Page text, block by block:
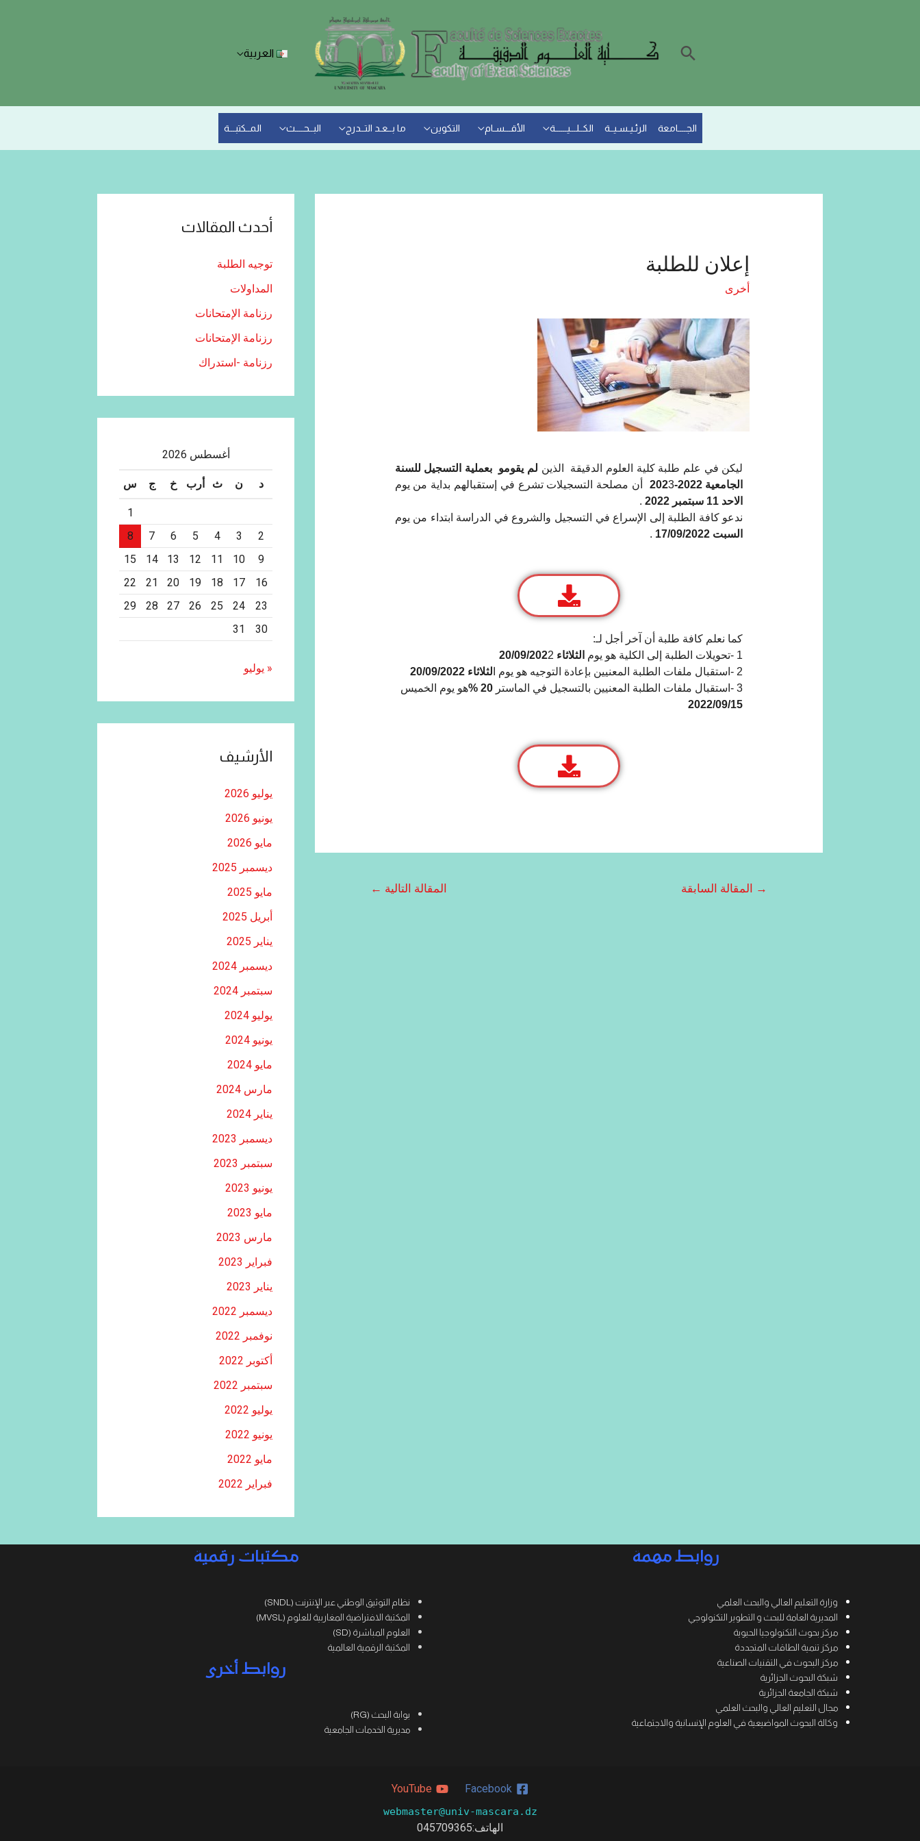
العربية
الجــــامعة الرئـيـسـيــة الكــلـــيــــــة الأقـــسـام التكوين ما بــعـد التــدرج البــحــــث المــكتبـــة
إعلان للطلبة
أخرى
لیكن في علم طلبة كلیة العلوم الدقیقة الذين لم يقومو بعملیة التسجیل للسنة
الجامعیة 2022-202
3 أن مصلحة التسجيلات تشرع في إستقبالهم بداية من يوم
الاحد 11 سبتمبر 2022
.
ندعو كافة الطلبة إلى الإسراع في التسجیل والشروع في الدراسة ابتداء من یوم
السبت 17/09/2022
.
كما نعلم كافة طلبة أن آخر أجل لـ:
1 -تحویلات الطلبة إلى الكلیة ھو یوم
الثلاثاء 20/09/202 2
2 -استقبال ملفات الطلبة المعنیین بإعادة التوجیه ھو یوم ا
لثلاثاء 20/09/2022
3 -استقبال ملفات الطلبة المعنیین بالتسجیل في الماستر
20 %
ھو یوم الخمیس
2022/09/15
→ المقالة السابقة المقالة التالية ←
أحدث المقالات
توجيه الطلبة
المداولات
رزنامة الإمتحانات
رزنامة الإمتحانات
رزنامة -استدراك
أغسطس 2026
د ن ث أرب خ ج س
1
2
3
4
5
6
7
8
9
10
11
12
13
14
15
16
17
18
19
20
21
22
23
24
25
26
27
28
29
30
31
« يوليو
الأرشيف
يوليو 2026
يونيو 2026
مايو 2026
ديسمبر 2025
مايو 2025
أبريل 2025
يناير 2025
ديسمبر 2024
سبتمبر 2024
يوليو 2024
يونيو 2024
مايو 2024
مارس 2024
يناير 2024
ديسمبر 2023
سبتمبر 2023
يونيو 2023
مايو 2023
مارس 2023
فبراير 2023
يناير 2023
ديسمبر 2022
نوفمبر 2022
أكتوبر 2022
سبتمبر 2022
يوليو 2022
يونيو 2022
مايو 2022
فبراير 2022
روابط مهمة
وزارة التعليم العالي والبحث العلمي
المديرية العامة للبحث و التطوير التكنولوجي
مركز بحوث التكنولوجيا الحيوية
مركز تنمية الطاقات المتجددة
مركز البحوث في التقنيات الصناعية
شبكة البحوث الجزائرية
شبكة الجامعة الجزائرية
مجال التعليم العالي والبحث العلمي
وكالة البحوث المواضيعية في العلوم الإنسانية والاجتماعية
مكتبات رقمية
نظام التوثيق الوطني عبر الإنترنت (SNDL)
المكتبة الافتراضية المغاربية للعلوم (MVSL)
العلوم المباشرة (SD)
المكتبة الرقمية العالمية
روابط أخرى
بوابة البحث (RG)
مديرية الخدمات الجامعية
Facebook
YouTube
webmaster@univ-mascara.dz
الهاتف:045709365